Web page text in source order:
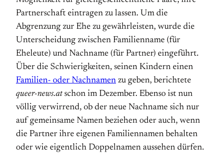
Partnerschaft eintragen zu lassen. Um die
Abgrenzung zur Ehe zu gewährleisten, wurde die
Unterscheidung zwischen Familienname (für
Eheleute) und Nachname (für Partner) eingeführt.
Über die Schwierigkeiten, seinen Kindern einen
Familien- oder Nachnamen zu geben, berichtete
queer-news.atschon im Dezember. Ebenso ist nun
völlig verwirrend, ob der neue Nachname sich nur
auf gemeinsame Namen beziehen oder auch, wenn
die Partner ihre eigenen Familiennamen behalten
oder wie eigentlich Doppelnamen aussehen dürfen.